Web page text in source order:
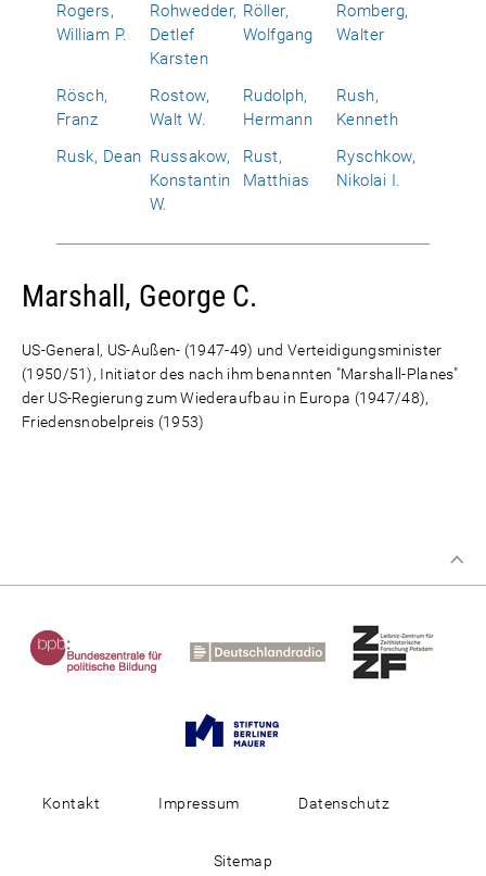
Rogers,
William P.
Rohwedder,
Detlef
Karsten
Röller,
Wolfgang
Romberg,
Walter
Rösch,
Franz
Rostow,
Walt W.
Rudolph,
Hermann
Rush,
Kenneth
Rusk, Dean Russakow,
Konstantin
W.
Rust,
Matthias
Ryschkow,
Nikolai I.
Marshall, George C.
US-General, US-Außen- (1947-49) und Verteidigungsminister
(1950/51), Initiator des nach ihm benannten "Marshall-Planes"
der US-Regierung zum Wiederaufbau in Europa (1947/48),
Friedensnobelpreis (1953)
Kontakt Impressum Datenschutz
Sitemap